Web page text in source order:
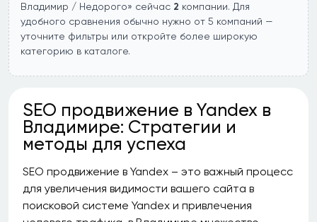
Владимир / Недорого» сейчас 2 компании. Для
удобного сравнения обычно нужно от 5 компаний —
уточните фильтры или откройте более широкую
категорию в каталоге.
SEO продвижение в Yandex в
Владимире: Стратегии и
методы для успеха
SEO продвижение в Yandex – это важный процесс
для увеличения видимости вашего сайта в
поисковой системе Yandex и привлечения